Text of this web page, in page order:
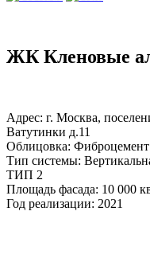
ЖК Кленовые
Адрес: г. Москва,
Ватутинки д.11
Облицовка: Фиброцемент
Тип системы:
ТИП 2
Площадь фасада: 10 000
Год реализации: 2021